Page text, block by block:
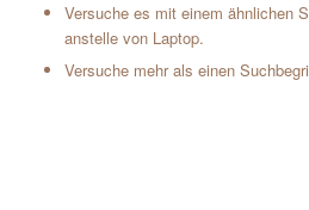
Versuche es mit einem ähnlichen
anstelle von Laptop.
Versuche mehr als einen